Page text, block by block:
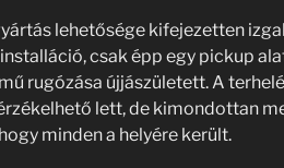
lehetősége kifejezetten
csak épp egy pickup
rugózása újjászületett. A
lett, de kimondottan
minden a helyére került.